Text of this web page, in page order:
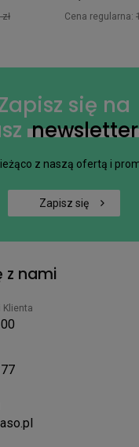
Cena regularna:
się na
z naszą ofertą i
Zapisz się
z nami
Klienta